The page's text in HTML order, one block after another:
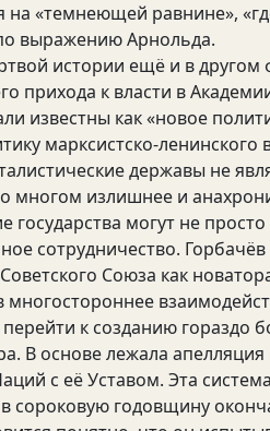
на «темнеющей равнине»,
выражению Арнольда.
истории ещё и в
прихода к власти в
известны как «новое
марксистско-
державы не
многом излишнее и
государства могут не
сотрудничество.
Союза как
многостороннее
к созданию гораздо
В основе лежала апелляция
с её Уставом. Эта
сороковую годовщину